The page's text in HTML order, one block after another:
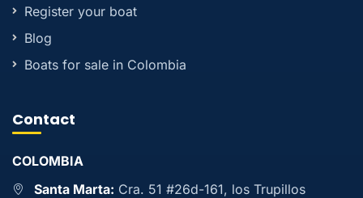
Register your boat
Blog
Boats for sale in Colombia
Contact
COLOMBIA
Santa Marta: Cra. 51 #26d-161, los Trupillos